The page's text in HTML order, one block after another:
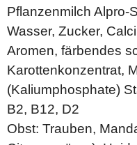
Pflanzenmilch Alpro-
Wasser, Zucker,
Aromen, färbendes
Karottenkonzentrat,
(Kaliumphosphate)
B2, B12, D2
Obst: Trauben,